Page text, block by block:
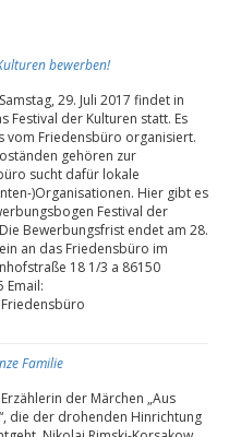
bewerben!
29. Juli 2017 findet in
Festival der Kulturen statt. Es
vom Friedensbüro organisiert.
gehören zur
sucht dafür lokale
)Organisationen. Hier gibt es
Festival der
Bewerbungsfrist endet am 28.
an das Friedensbüro im
18 1/3 a 86150
Email:
Familie
der Märchen „Aus
die der drohenden Hinrichtung